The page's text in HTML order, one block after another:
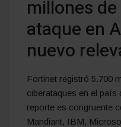
millones
ataque en
nuevo
Fortinet registró 5.700
ciberataques en el país
reporte es congruente
Mandiant, IBM,